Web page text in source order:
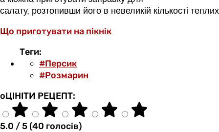
салату, розтопивши його в невеликій кількості
Що приготувати на пікнік
Теги:
#Персик
#Розмарин
оЦІНІТИ РЕЦЕПТ:
5.0 / 5 (40 голосів)